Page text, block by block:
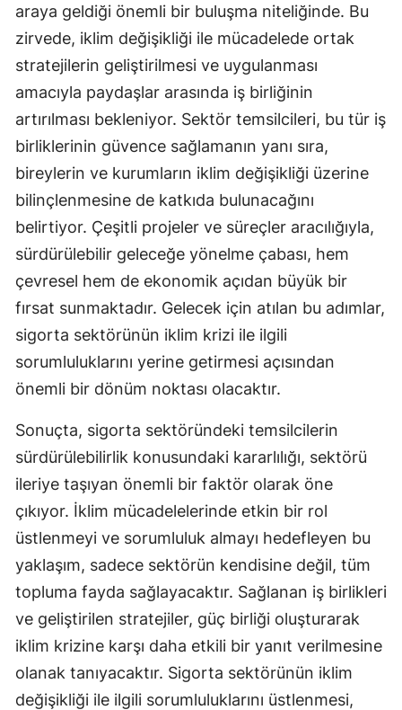
araya geldiği önemli bir buluşma niteliğinde. Bu
zirvede, iklim değişikliği ile mücadelede ortak
stratejilerin geliştirilmesi ve uygulanması
amacıyla paydaşlar arasında iş birliğinin
artırılması bekleniyor. Sektör temsilcileri, bu tür iş
birliklerinin güvence sağlamanın yanı sıra,
bireylerin ve kurumların iklim değişikliği üzerine
bilinçlenmesine de katkıda bulunacağını
belirtiyor. Çeşitli projeler ve süreçler aracılığıyla,
sürdürülebilir geleceğe yönelme çabası, hem
çevresel hem de ekonomik açıdan büyük bir
fırsat sunmaktadır. Gelecek için atılan bu adımlar,
sigorta sektörünün iklim krizi ile ilgili
sorumluluklarını yerine getirmesi açısından
önemli bir dönüm noktası olacaktır.
Sonuçta, sigorta sektöründeki temsilcilerin
sürdürülebilirlik konusundaki kararlılığı, sektörü
ileriye taşıyan önemli bir faktör olarak öne
çıkıyor. İklim mücadelelerinde etkin bir rol
üstlenmeyi ve sorumluluk almayı hedefleyen bu
yaklaşım, sadece sektörün kendisine değil, tüm
topluma fayda sağlayacaktır. Sağlanan iş birlikleri
ve geliştirilen stratejiler, güç birliği oluşturarak
iklim krizine karşı daha etkili bir yanıt verilmesine
olanak tanıyacaktır. Sigorta sektörünün iklim
değişikliği ile ilgili sorumluluklarını üstlenmesi,